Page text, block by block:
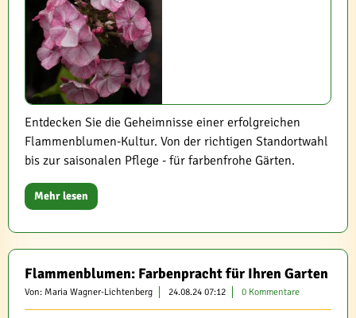
Entdecken Sie die Geheimnisse einer erfolgreichen
Flammenblumen-Kultur. Von der richtigen Standortwahl
bis zur saisonalen Pflege - für farbenfrohe Gärten.
Mehr lesen
Flammenblumen: Farbenpracht für Ihren Garten
Von: Maria Wagner-Lichtenberg 24.08.24 07:12 0 Kommentare